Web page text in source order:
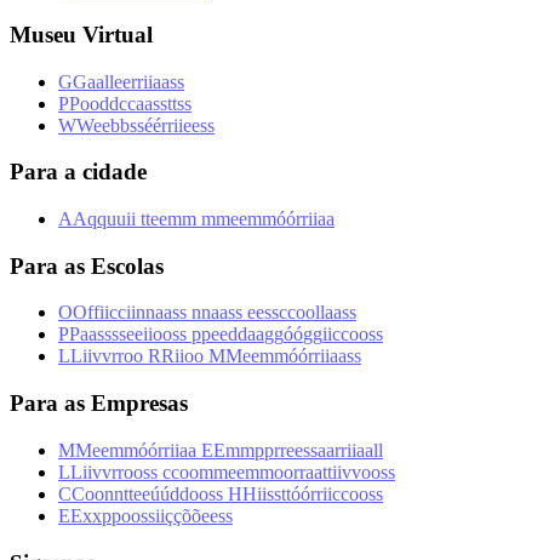
Museu Virtual
GGaalleerriiaass
PPooddccaassttss
WWeebbsséérriieess
Para a cidade
AAqquuii tteemm mmeemmóórriiaa
Para as Escolas
OOffiicciinnaass nnaass eessccoollaass
PPaasssseeiiooss ppeeddaaggóóggiiccooss
LLiivvrroo RRiioo MMeemmóórriiaass
Para as Empresas
MMeemmóórriiaa EEmmpprreessaarriiaall
LLiivvrrooss ccoommeemmoorraattiivvooss
CCoonntteeúúddooss HHiissttóórriiccooss
EExxppoossiiççõõeess